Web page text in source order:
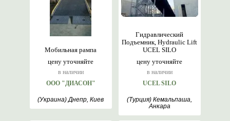
цену уточняйте
в наличии
Мобильная рампа
ООО "ДИАСОН"
(Украина) Днепр, Киев
цену уточняйте
в наличии
Гидравлический
Подъемник, Hydraulic Lift
UCEL SILO
UCEL SILO
(Турция) Кемальпаша,
Анкара